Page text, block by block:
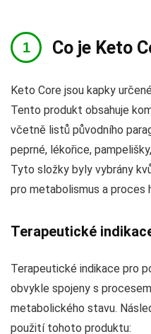
Co je Keto
Keto Core jsou kapky
Tento produkt obsahuje
včetně listů původního
peprné, lékořice,
Tyto složky byly vybrány
pro metabolismus a proces
Terapeutické
Terapeutické indikace pro
obvykle spojeny s
metabolického stavu.
použití tohoto produktu: